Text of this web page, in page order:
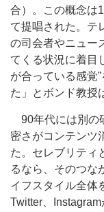
合）。この概念は
て提唱された。テ
の司会者やニュー
てくる状況に着目
が合っている感覚
た」とボンド教授
90年代には別の
密さがコンテンツ
た。セレブリティ
るなら、そのつな
イフスタイル全体
Twitter、